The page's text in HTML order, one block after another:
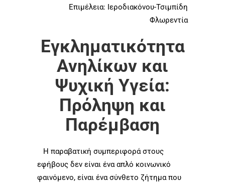
Επιμέλεια: Ιεροδιακόνου-Τσιμπίδη
Φλωρεντία
Εγκληματικότητα
Ανηλίκων και
Ψυχική Υγεία:
Πρόληψη και
Παρέμβαση
Η παραβατική συμπεριφορά στους
εφήβους δεν είναι ένα απλό κοινωνικό
φαινόμενο, είναι ένα σύνθετο ζήτημα που